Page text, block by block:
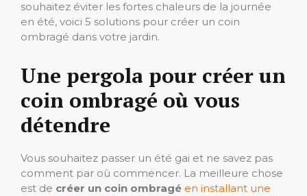
souhaitez éviter les fortes chaleurs de la journée
en été, voici 5 solutions pour créer un coin
ombragé dans votre jardin.
Une pergola pour créer un
coin ombragé où vous
détendre
Vous souhaitez passer un été gai et ne savez pas
comment par où commencer. La meilleure chose
est de créer un coin ombragé en installant une